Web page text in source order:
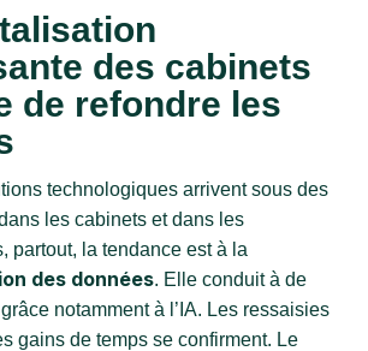
des cabinets
de refondre les
technologiques arrivent sous des
les cabinets et dans les
partout, la tendance est à la
des données. Elle conduit à de
notamment à l’IA. Les ressaisies
gains de temps se confirment. Le